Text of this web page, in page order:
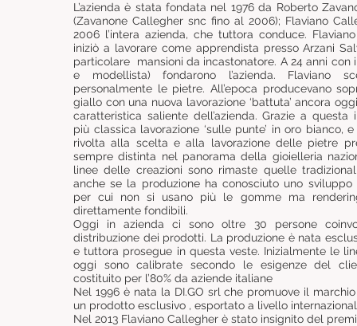
L’azienda è stata fondata nel 1976 da Roberto
(Zavanone Callegher snc fino al 2006); Flaviano
2006 l’intera azienda, che tuttora conduce.
iniziò a lavorare come apprendista presso Arzani
particolare mansioni da incastonatore. A 24 anni con
e modellista) fondarono l’azienda. Flaviano
personalmente le pietre. All’epoca producevano
giallo con una nuova lavorazione ‘battuta’ ancora
caratteristica saliente dell’azienda. Grazie a questa
più classica lavorazione ‘sulle punte’ in oro bianco,
rivolta alla scelta e alla lavorazione delle pietre
sempre distinta nel panorama della gioielleria
linee delle creazioni sono rimaste quelle
anche se la produzione ha conosciuto uno sviluppo
per cui non si usano più le gomme ma
direttamente fondibili.
Oggi in azienda ci sono oltre 30 persone
distribuzione dei prodotti. La produzione è nata
e tuttora prosegue in questa veste. Inizialmente le
oggi sono calibrate secondo le esigenze del
costituito per l’80% da aziende italiane
Nel 1996 è nata la DI.GO srl che promuove il
un prodotto esclusivo , esportato a livello
Nel 2013 Flaviano Callegher è stato insignito del